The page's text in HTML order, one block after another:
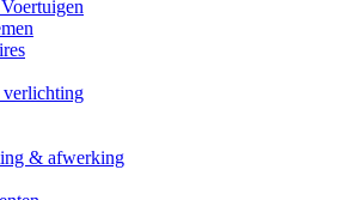
& afwerking